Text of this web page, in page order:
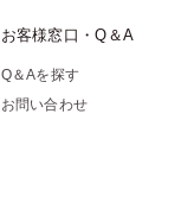
お客様窓口・Q＆A
Q＆Aを探す
お問い合わせ